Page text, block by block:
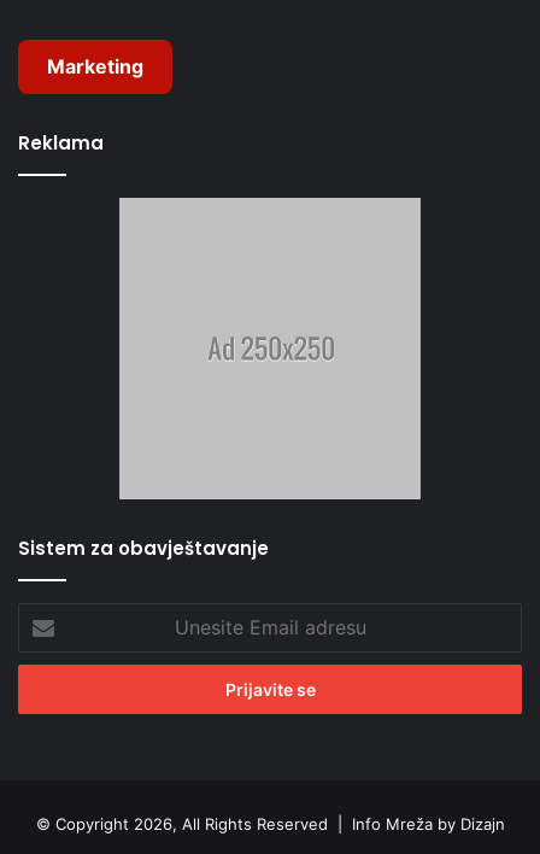
Marketing
Reklama
Sistem za obavještavanje
Email
adresu
© Copyright 2026, All Rights Reserved | Info Mreža by Dizajn